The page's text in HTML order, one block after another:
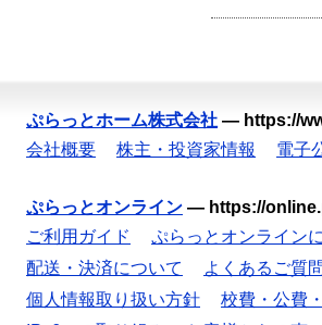
ぷらっとホーム株式会社 — https://
会社概要
株主・投資家情報 電子
ぷらっとオンライン — https://
ご利用ガイド
ぷらっとオンライン
配送・決済について
よくあるご質問
個人情報取り扱い方針
校費・公費